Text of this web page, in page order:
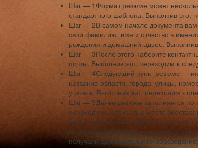
Шаг — 1Формат резюме может
стандартного шаблона. Выполнив
Шаг — 2В самом начале документа вам
свои фамилию, имя и отчество в
рождения и домашний адрес.
Шаг — 3После этого наберите
почты. Выполнив это, переходим к
Шаг — 4Следующий пункт резюме —
название области, города, улицы,
учитесь. Выполнив это, переходим к
Шаг — 5Далее резюме заполняется по
необходимо написать о месте
нескольких школах, оформите их
которую вы посещаете на данный
получали дополнительное